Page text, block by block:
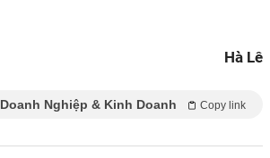
Hà Lê
Doanh Nghiệp & Kinh Doanh Copy link